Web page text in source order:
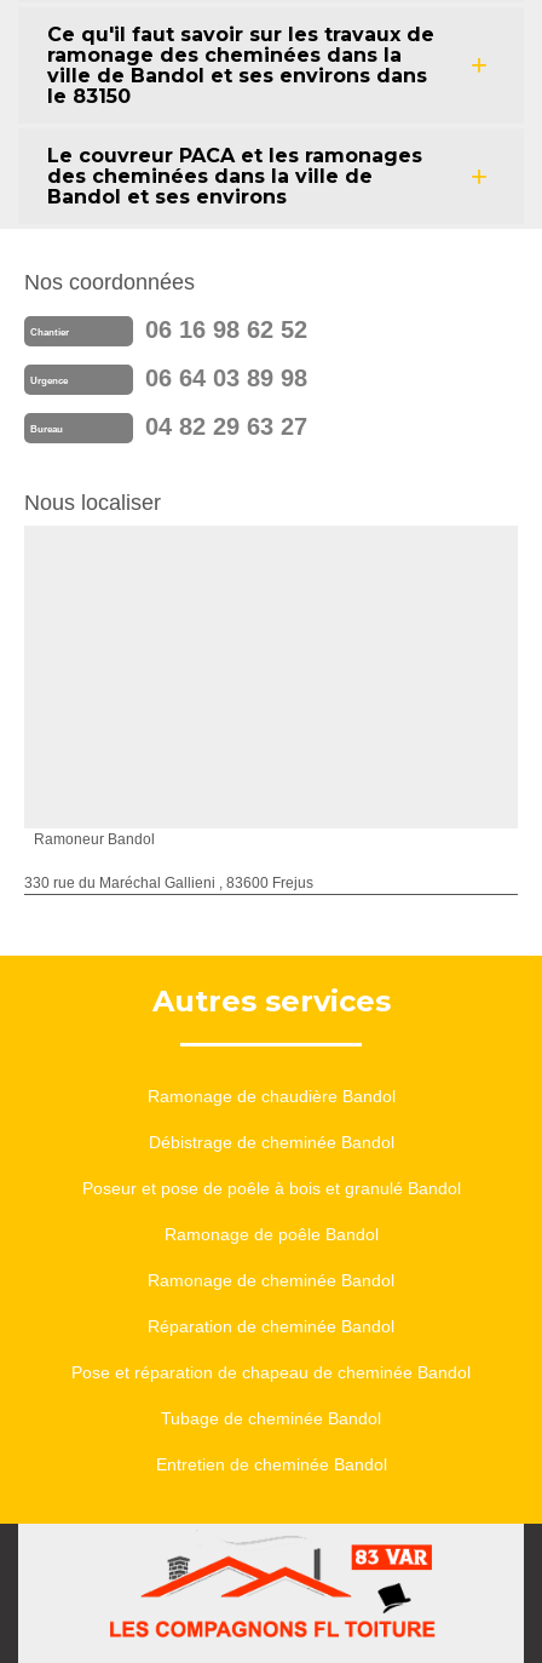
Ce qu'il faut savoir sur les travaux de
ramonage des cheminées dans la
ville de Bandol et ses environs dans
le 83150
Le couvreur PACA et les ramonages
des cheminées dans la ville de
Bandol et ses environs
Nos coordonnées
Chantier 06 16 98 62 52
Urgence 06 64 03 89 98
Bureau 04 82 29 63 27
Nous localiser
Ramoneur Bandol
330 rue du Maréchal Gallieni , 83600 Frejus
Autres services
Ramonage de chaudière Bandol
Débistrage de cheminée Bandol
Poseur et pose de poêle à bois et granulé Bandol
Ramonage de poêle Bandol
Ramonage de cheminée Bandol
Réparation de cheminée Bandol
Pose et réparation de chapeau de cheminée Bandol
Tubage de cheminée Bandol
Entretien de cheminée Bandol